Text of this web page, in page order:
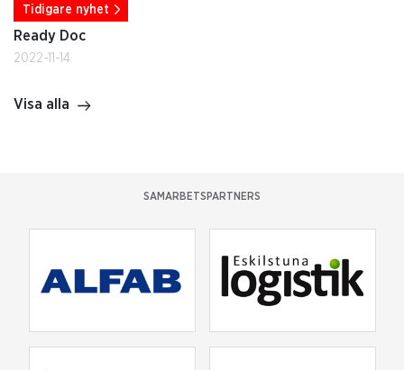
Tidigare nyhet
Ready Doc
2022-11-14
Visa alla
SAMARBETSPARTNERS